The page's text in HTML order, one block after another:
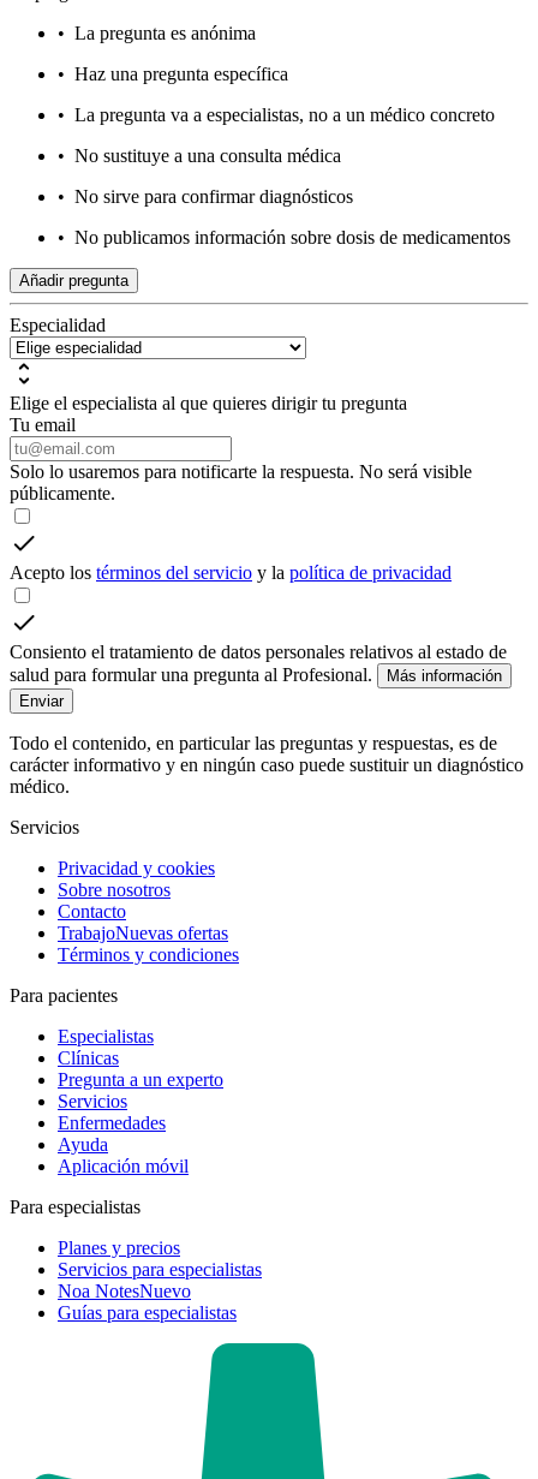
• La pregunta es anónima
• Haz una pregunta específica
• La pregunta va a especialistas, no a un médico concreto
• No sustituye a una consulta médica
• No sirve para confirmar diagnósticos
• No publicamos información sobre dosis de medicamentos
Añadir pregunta
Especialidad
Elige el especialista al que quieres dirigir tu pregunta
Tu email
Solo lo usaremos para notificarte la respuesta. No será visible
públicamente.
Acepto los términos del servicio y la política de privacidad
Consiento el tratamiento de datos personales relativos al estado de
salud para formular una pregunta al Profesional.
Más información
Enviar
Todo el contenido, en particular las preguntas y respuestas, es de
carácter informativo y en ningún caso puede sustituir un diagnóstico
médico.
Servicios
Privacidad y cookies
Sobre nosotros
Contacto
TrabajoNuevas ofertas
Términos y condiciones
Para pacientes
Especialistas
Clínicas
Pregunta a un experto
Servicios
Enfermedades
Ayuda
Aplicación móvil
Para especialistas
Planes y precios
Servicios para especialistas
Noa NotesNuevo
Guías para especialistas